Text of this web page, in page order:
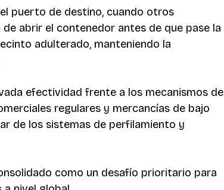
puerto de destino, cuando otros
abrir el contenedor antes de que pase la
adulterado, manteniendo la
efectividad frente a los mecanismos de
regulares y mercancías de bajo
de los sistemas de perfilamiento y
como un desafío prioritario para